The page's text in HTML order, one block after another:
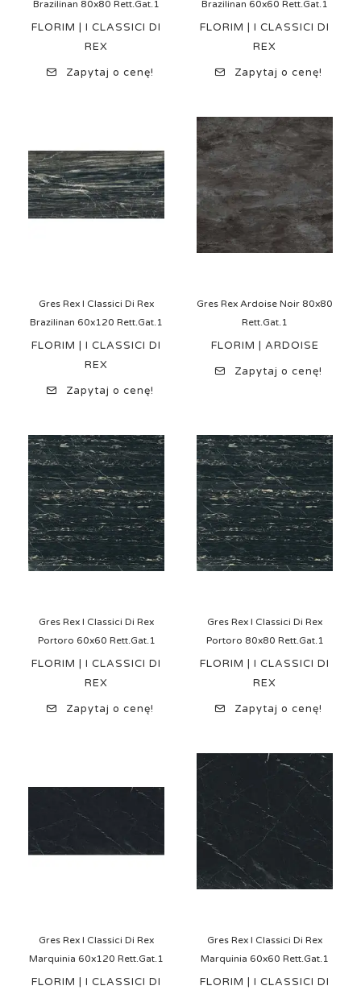
Brazilinan 80x80 Rett.Gat.1
FLORIM | I CLASSICI DI
REX
Zapytaj o cenę!
Brazilinan 60x60 Rett.Gat.1
FLORIM | I CLASSICI DI
REX
Zapytaj o cenę!
Gres Rex I Classici Di Rex
Brazilinan 60x120 Rett.Gat.1
FLORIM | I CLASSICI DI
REX
Zapytaj o cenę!
Gres Rex Ardoise Noir 80x80
Rett.Gat.1
FLORIM | ARDOISE
Zapytaj o cenę!
Gres Rex I Classici Di Rex
Portoro 60x60 Rett.Gat.1
FLORIM | I CLASSICI DI
REX
Zapytaj o cenę!
Gres Rex I Classici Di Rex
Portoro 80x80 Rett.Gat.1
FLORIM | I CLASSICI DI
REX
Zapytaj o cenę!
Gres Rex I Classici Di Rex
Marquinia 60x120 Rett.Gat.1
FLORIM | I CLASSICI DI
Gres Rex I Classici Di Rex
Marquinia 60x60 Rett.Gat.1
FLORIM | I CLASSICI DI